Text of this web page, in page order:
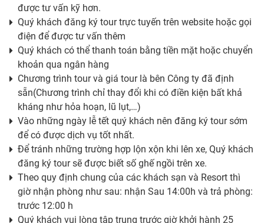
được tư vấn kỹ hơn.
Quý khách đăng ký tour trực tuyến trên website hoặc gọi
điện để được tư vấn thêm
Quý khách có thể thanh toán bằng tiền mặt hoặc chuyển
khoản qua ngân hàng
Chương trình tour và giá tour là bên Công ty đã định
sẵn(Chương trình chỉ thay đổi khi có điền kiện bất khả
kháng như hỏa hoạn, lũ lụt,…)
Vào những ngày lễ tết quý khách nên đăng ký tour sớm
để có được dịch vụ tốt nhất.
Để tránh những trường hợp lộn xộn khi lên xe, Quý khách
đăng ký tour sẽ được biết số ghế ngồi trên xe.
Theo quy định chung của các khách sạn và Resort thì
giờ nhận phòng như sau: nhận Sau 14:00h và trả phòng:
trước 12:00 h
Quý khách vui lòng tập trung trước giờ khởi hành 25